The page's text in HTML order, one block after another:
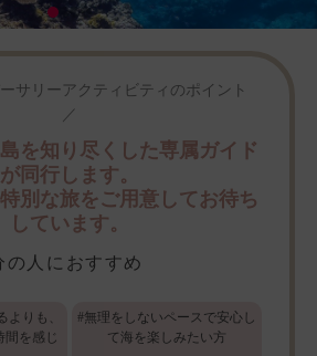
サリーアクティビティのポイント
／
を知り尽くした専属ガイド
が同行します。
別な旅をご用意してお待ち
しています。
の人におすすめ
よりも、
間を感じ
#無理をしないペースで安心し
て海を楽しみたい方